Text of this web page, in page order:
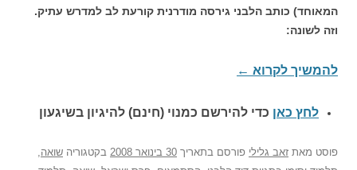
המאוחד) כותב הלבני גירסה מודרנית קורעת לב למדרש עתיק.
וזה לשונה:
להמשיך לקרוא ←
לחץ כאן כדי להירשם כמנוי (חינם) להיגיון בשיגעון
פוסט מאת זאב גלילי פורסם בתאריך 30 בינואר 2008 בקטגוריה שואה,